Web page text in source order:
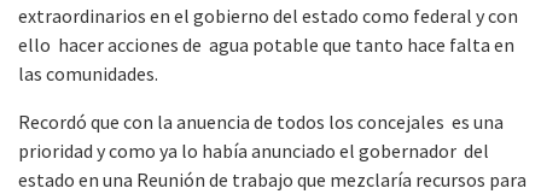
extraordinarios en el gobierno del estado como federal y con
ello hacer acciones de agua potable que tanto hace falta en
las comunidades.
Recordó que con la anuencia de todos los concejales es una
prioridad y como ya lo había anunciado el gobernador del
estado en una Reunión de trabajo que mezclaría recursos para